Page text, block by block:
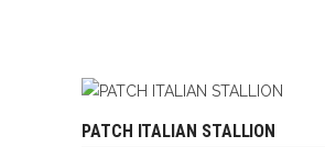
AJOUTER AU PANIER
PATCH ITALIAN STALLION